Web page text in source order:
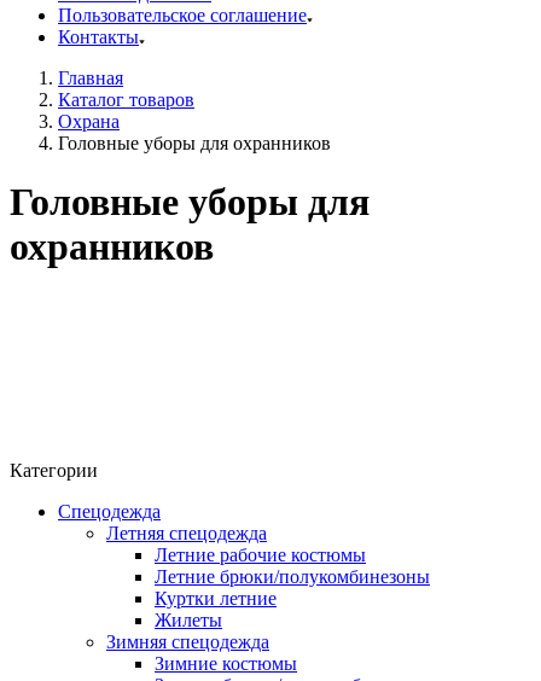
Пользовательское соглашение
Контакты
Главная
Каталог товаров
Охрана
Головные уборы для охранников
Головные уборы для
охранников
Категории
Спецодежда
Летняя спецодежда
Летние рабочие костюмы
Летние брюки/полукомбинезоны
Куртки летние
Жилеты
Зимняя спецодежда
Зимние костюмы